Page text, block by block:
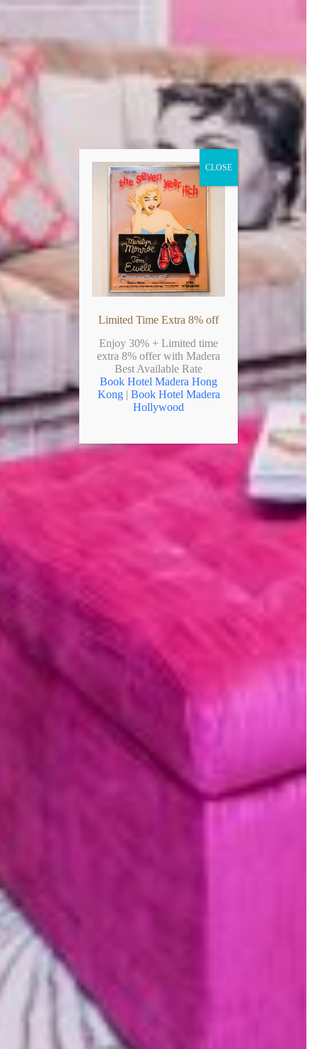
Limited Time Extra 8% off
Enjoy 30% + Limited time
extra 8% offer with Madera
Best Available Rate
Book Hotel Madera Hong
Kong| Book Hotel Madera
Hollywood
CLOSE